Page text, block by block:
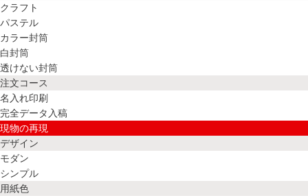
クラフト
パステル
カラー封筒
白封筒
透けない封筒
注文コース
名入れ印刷
完全データ入稿
現物の再現
デザイン
モダン
シンプル
用紙色